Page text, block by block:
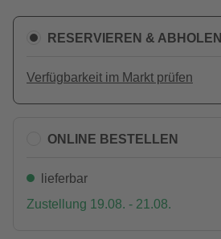
RESERVIEREN & ABHOLEN
Verfügbarkeit im Markt prüfen
ONLINE BESTELLEN
lieferbar
Zustellung 19.08. - 21.08.